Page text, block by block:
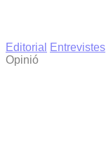
Editorial
Entrevistes
Opinió